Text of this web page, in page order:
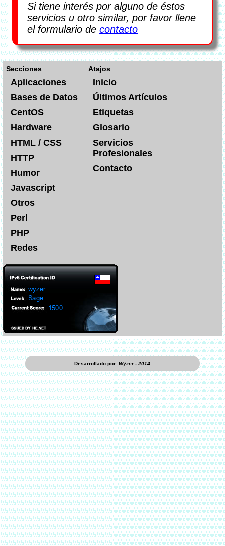
Si tiene interés por alguno de éstos
servicios u otro similar, por favor llene
el formulario de contacto
Secciones
Aplicaciones
Bases de Datos
CentOS
Hardware
HTML / CSS
HTTP
Humor
Javascript
Otros
Perl
PHP
Redes
Atajos
Inicio
Últimos Artículos
Etiquetas
Glosario
Servicios
Profesionales
Contacto
Desarrollado por:Wyzer - 2014